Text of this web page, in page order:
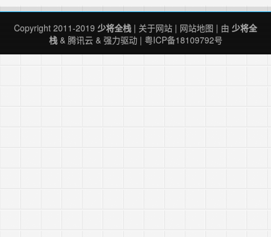
Copyright 2011-2019 少将全栈 | 关于网站 | 网站地图 | 由 少将全
栈& 腾讯云& 强力驱动| 粤ICP备18109792号